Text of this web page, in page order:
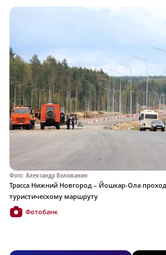
Фото: Александр Воложанин
Трасса Нижний Новгород – Йошкар-Ола
туристическому маршруту
Фотобанк